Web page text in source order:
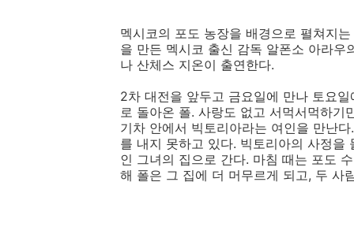
멕시코의 포도 농장을 배경으로 펼쳐지
을 만든 멕시코 출신 감독 알폰소 아라
나 산체스 지온이 출연한다.
2차 대전을 앞두고 금요일에 만나 토요
로 돌아온 폴. 사랑도 없고 서먹서먹하
기차 안에서 빅토리아라는 여인을 만난
를 내지 못하고 있다. 빅토리아의 사정을
인 그녀의 집으로 간다. 마침 때는 포도
해 폴은 그 집에 더 머무르게 되고, 두 사